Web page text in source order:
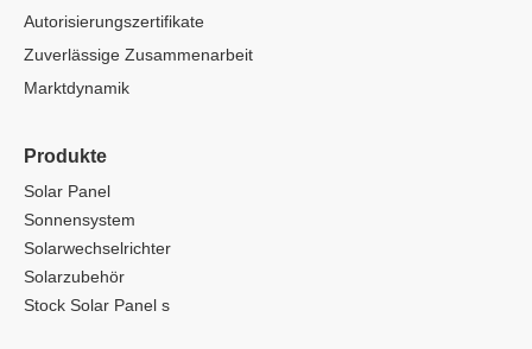
Autorisierungszertifikate
Zuverlässige Zusammenarbeit
Marktdynamik
Produkte
Solar Panel
Sonnensystem
Solarwechselrichter
Solarzubehör
Stock Solar Panel s